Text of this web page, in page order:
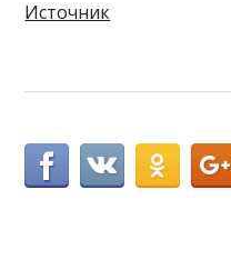
Источник